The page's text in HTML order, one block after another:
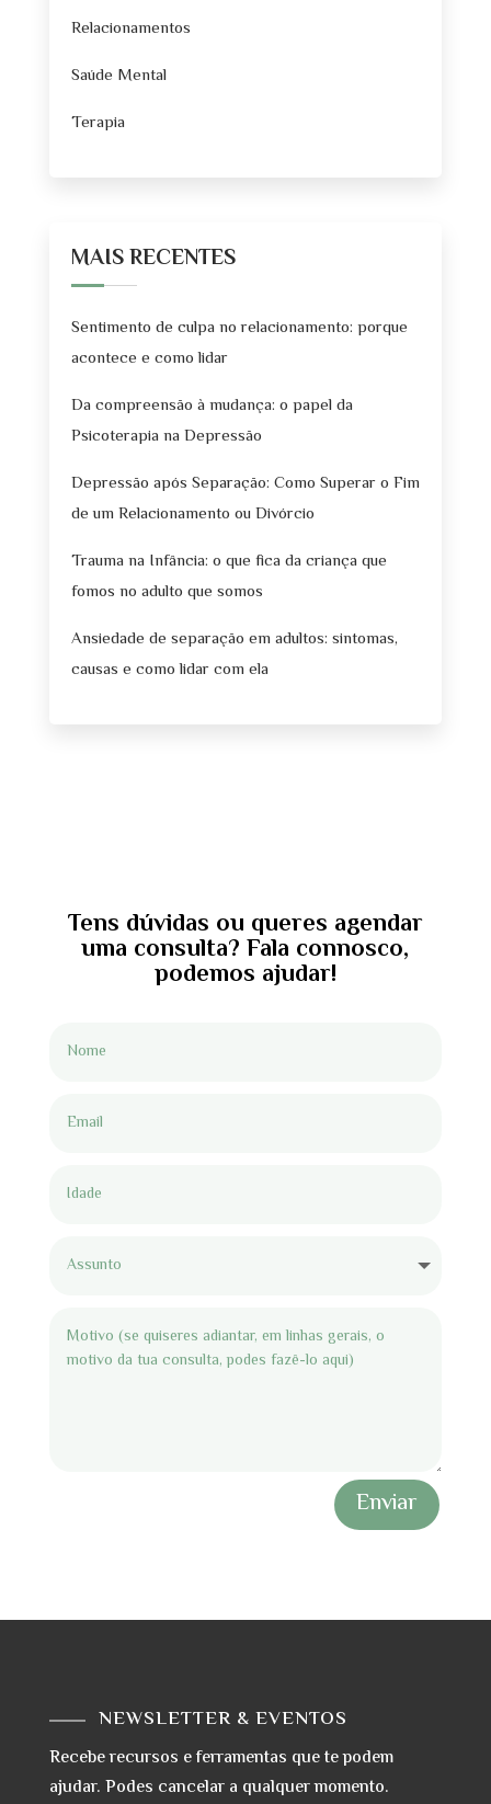
Relacionamentos
Saúde Mental
Terapia
MAIS RECENTES
Sentimento de culpa no relacionamento: porque
acontece e como lidar
Da compreensão à mudança: o papel da
Psicoterapia na Depressão
Depressão após Separação: Como Superar o Fim
de um Relacionamento ou Divórcio
Trauma na Infância: o que fica da criança que
fomos no adulto que somos
Ansiedade de separação em adultos: sintomas,
causas e como lidar com ela
Tens dúvidas ou queres agendar
uma consulta? Fala connosco,
podemos ajudar!
Enviar
NEWSLETTER & EVENTOS
Recebe recursos e ferramentas que te podem
ajudar. Podes cancelar a qualquer momento.